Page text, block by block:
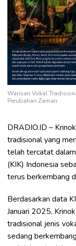
Warisan Vokal
Perubahan Zaman
DRADIO.ID –
tradisional yang
telah tercatat
(KIK) Indonesia
terus berkembang
Berdasarkan data
Januari 2025,
tradisional jenis
sedang